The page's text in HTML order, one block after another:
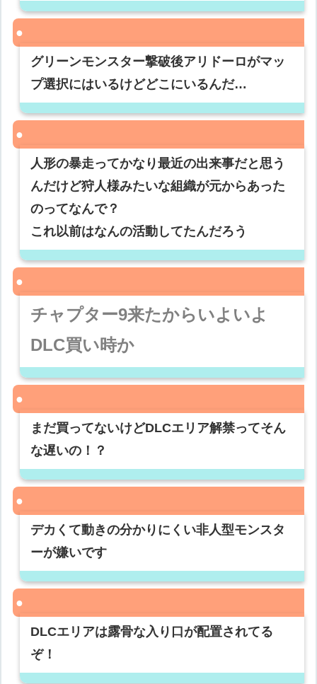
グリーンモンスター撃破後アリドーロがマッ
プ選択にはいるけどどこにいるんだ…
人形の暴走ってかなり最近の出来事だと思う
んだけど狩人様みたいな組織が元からあった
のってなんで？
これ以前はなんの活動してたんだろう
チャプター9来たからいよいよ
DLC買い時か
まだ買ってないけどDLCエリア解禁ってそん
な遅いの！？
デカくて動きの分かりにくい非人型モンスタ
ーが嫌いです
DLCエリアは露骨な入り口が配置されてる
ぞ！